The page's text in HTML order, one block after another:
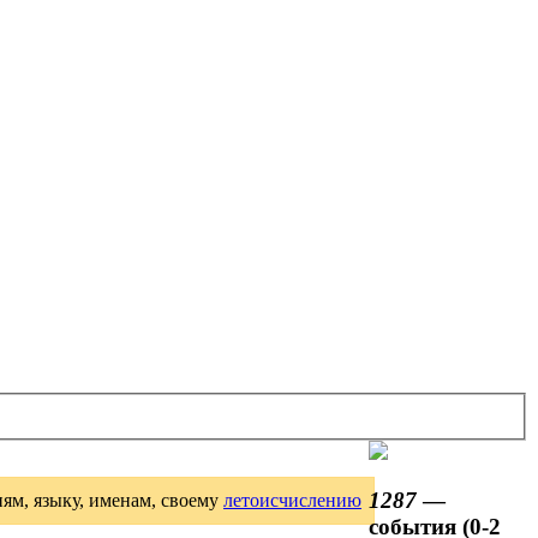
языку, именам, своему летоисчислению 1287—
события (0-2